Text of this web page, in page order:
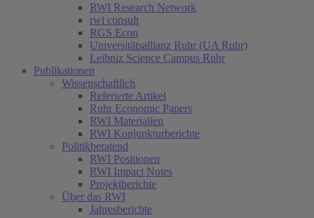
RWI Research Network
rwi consult
RGS Econ
Universitätsallianz Ruhr (UA Ruhr)
Leibniz Science Campus Ruhr
Publikationen
Wissenschaftlich
Referierte Artikel
Ruhr Economic Papers
RWI Materialien
RWI Konjunkturberichte
Politikberatend
RWI Positionen
RWI Impact Notes
Projektberichte
Über das RWI
Jahresberichte